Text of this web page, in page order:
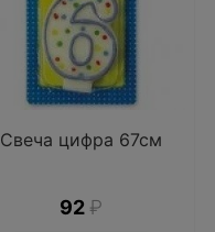
Свеча цифра 67см
92 ₽